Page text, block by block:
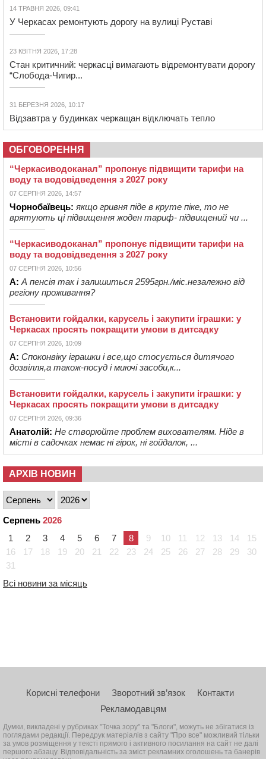
14 ТРАВНЯ 2026, 09:41
У Черкасах ремонтують дорогу на вулиці Руставі
23 КВІТНЯ 2026, 17:28
Стан критичний: черкасці вимагають відремонтувати дорогу
“Слобода-Чигир...
31 БЕРЕЗНЯ 2026, 10:17
Відзавтра у будинках черкащан відключать тепло
ОБГОВОРЕННЯ
“Черкасиводоканал” пропонує підвищити тарифи на
воду та водовідведення з 2027 року
07 СЕРПНЯ 2026, 14:57
Чорнобаївець: якщо гривня піде в круте піке, то не
врятують ці підвищення жоден тариф- підвищений чи ...
“Черкасиводоканал” пропонує підвищити тарифи на
воду та водовідведення з 2027 року
07 СЕРПНЯ 2026, 10:56
А: А пенсія так і залишиться 2595грн./міс.незалежно від
регіону проживання?
Встановити гойдалки, карусель і закупити іграшки: у
Черкасах просять покращити умови в дитсадку
07 СЕРПНЯ 2026, 10:09
А: Споконвіку іграшки і все,що стосується дитячого
дозвілля,а також-посуд і миючі засоби,к...
Встановити гойдалки, карусель і закупити іграшки: у
Черкасах просять покращити умови в дитсадку
07 СЕРПНЯ 2026, 09:36
Анатолій: Не створюйте проблем вихователям. Ніде в
місті в садочках немає ні гірок, ні гойдалок, ...
АРХІВ НОВИН
Серпень 2026
1
2 3 4 5 6 7 8 9 10 11 12 13 14
15
16
17 18 19 20 21 22 23 24 25 26 27 28 29
30
31
Всі новини за місяць
Корисні телефони Зворотний зв’язок
Контакти
Рекламодавцям
Думки, викладені у рубриках "Точка зору" та "Блоги", можуть не збігатися із
поглядами редакції. Передрук матеріалів з сайту "Про все" можливий тільки
за умов розміщення у тексті прямого і активного посилання на сайт не далі
першого абзацу. Відповідальність за зміст рекламних оголошень та банерів
несе рекламодавець